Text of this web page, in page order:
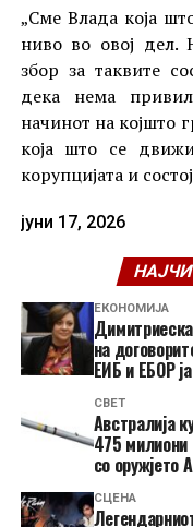
„Сме Влада која
ниво во овој дел.
збор за таквите
дека нема
начинот на којшто
која што се
корупцијата и
јуни 17, 2026
ЕКОНОМИЈА
на
ЕИБ и ЕБОР
СВЕТ
Австралија
475
со оружјето
СЦЕНА